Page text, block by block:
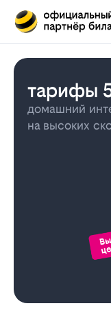
тарифы
домашний
на высоких